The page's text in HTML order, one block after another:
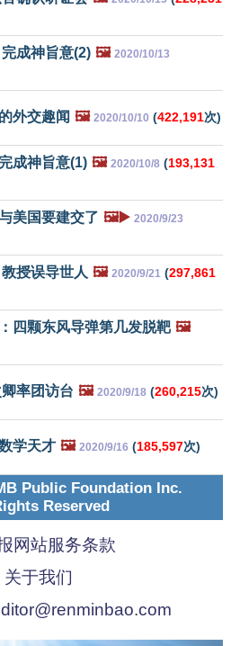
成神旨意(2) 🖼️ 2020/10/13
外交趣闻 🖼️ 2020/10/10 (422,191次)
成神旨意(1) 🖼️ 2020/10/8 (193,131
美国要建交了 🖼️▶️ 2020/9/23
授误导世人 🖼️ 2020/9/21 (297,861
四颗东风导弹第几发脱靶 🖼️
率团访台 🖼️ 2020/9/18 (260,215次)
学天才 🖼️ 2020/9/16 (185,597次)
Public Foundation Inc.
Reserved
网站服务条款
关于我们